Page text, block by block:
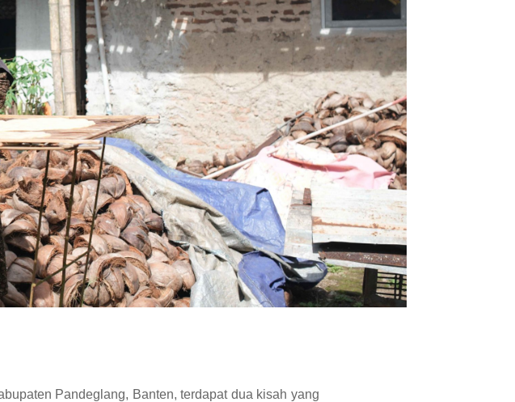
Pandeglang, Banten, terdapat dua kisah yang